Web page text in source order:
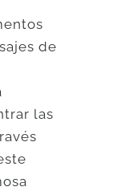
de
las